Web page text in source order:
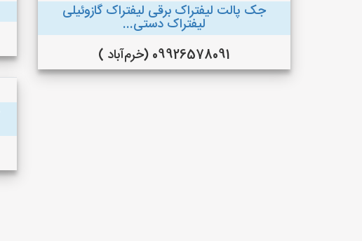
جک پالت لیفتراک برقی لیفتراک گازوئیلی
لیفتراک دستی...
09926578091 (خرم‌آباد )